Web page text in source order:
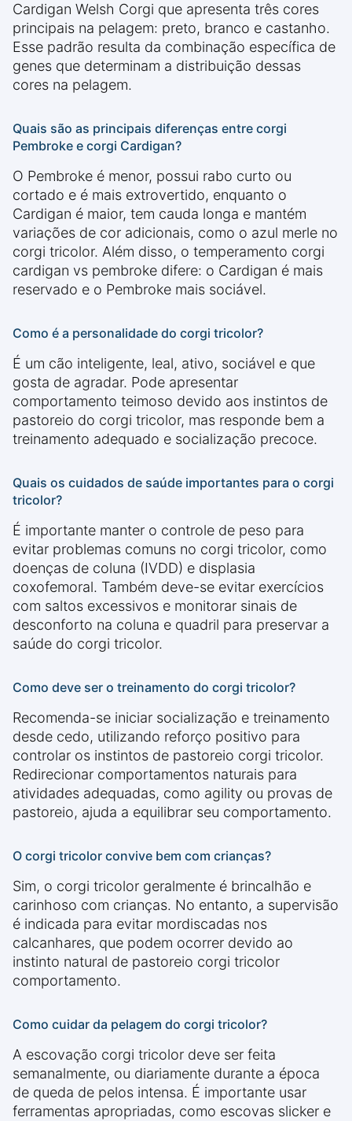
Cardigan Welsh Corgi que apresenta três cores
principais na pelagem: preto, branco e castanho.
Esse padrão resulta da combinação específica de
genes que determinam a distribuição dessas
cores na pelagem.
Quais são as principais diferenças entre corgi
Pembroke e corgi Cardigan?
O Pembroke é menor, possui rabo curto ou
cortado e é mais extrovertido, enquanto o
Cardigan é maior, tem cauda longa e mantém
variações de cor adicionais, como o azul merle no
corgi tricolor. Além disso, o temperamento corgi
cardigan vs pembroke difere: o Cardigan é mais
reservado e o Pembroke mais sociável.
Como é a personalidade do corgi tricolor?
É um cão inteligente, leal, ativo, sociável e que
gosta de agradar. Pode apresentar
comportamento teimoso devido aos instintos de
pastoreio do corgi tricolor, mas responde bem a
treinamento adequado e socialização precoce.
Quais os cuidados de saúde importantes para o corgi
tricolor?
É importante manter o controle de peso para
evitar problemas comuns no corgi tricolor, como
doenças de coluna (IVDD) e displasia
coxofemoral. Também deve-se evitar exercícios
com saltos excessivos e monitorar sinais de
desconforto na coluna e quadril para preservar a
saúde do corgi tricolor.
Como deve ser o treinamento do corgi tricolor?
Recomenda-se iniciar socialização e treinamento
desde cedo, utilizando reforço positivo para
controlar os instintos de pastoreio corgi tricolor.
Redirecionar comportamentos naturais para
atividades adequadas, como agility ou provas de
pastoreio, ajuda a equilibrar seu comportamento.
O corgi tricolor convive bem com crianças?
Sim, o corgi tricolor geralmente é brincalhão e
carinhoso com crianças. No entanto, a supervisão
é indicada para evitar mordiscadas nos
calcanhares, que podem ocorrer devido ao
instinto natural de pastoreio corgi tricolor
comportamento.
Como cuidar da pelagem do corgi tricolor?
A escovação corgi tricolor deve ser feita
semanalmente, ou diariamente durante a época
de queda de pelos intensa. É importante usar
ferramentas apropriadas, como escovas slicker e